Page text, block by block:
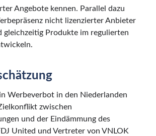
Angebote kennen. Parallel dazu
nicht lizenzierter Anbieter
gleichzeitig Produkte im regulierten
Werbeverbot in den Niederlanden
zwischen
und der Eindämmung des
United und Vertreter von VNLOK